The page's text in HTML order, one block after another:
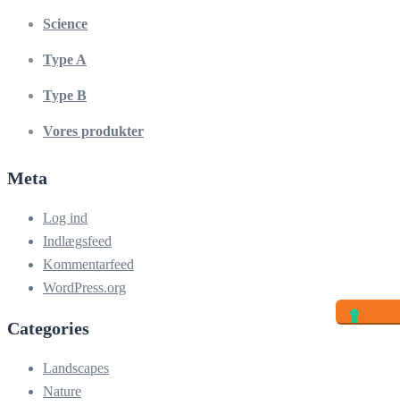
Science
Type A
Type B
Vores produkter
Meta
Log ind
Indlægsfeed
Kommentarfeed
WordPress.org
Categories
Landscapes
Nature